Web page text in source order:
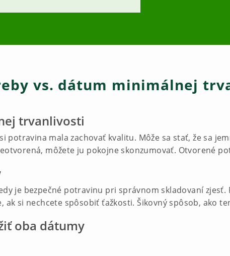
vs. dátum minimálnej
trvanlivosti
potravina mala zachovať kvalitu. Môže sa stať, že sa
môžete ju pokojne skonzumovať. Otvorené
je bezpečné potravinu pri správnom skladovaní
ak si nechcete spôsobiť ťažkosti. Šikovný spôsob, ako
oba dátumy